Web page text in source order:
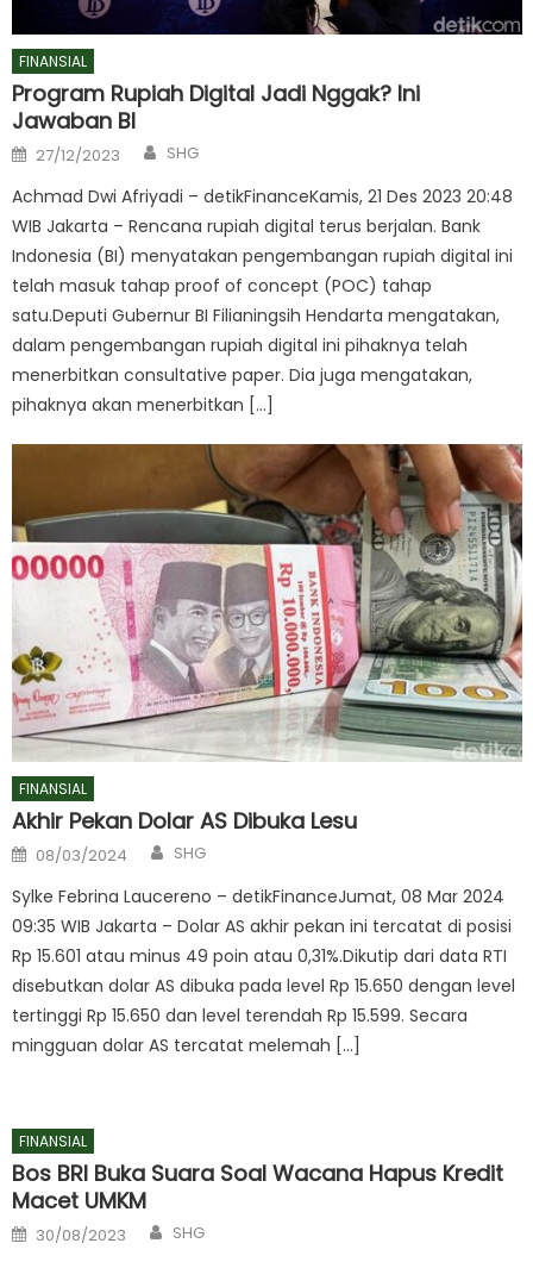
FINANSIAL
Program Rupiah Digital Jadi Nggak? Ini
Jawaban BI
Posted
on
27/12/2023 Author
SHG
Achmad Dwi Afriyadi – detikFinanceKamis, 21 Des 2023 20:48
WIB Jakarta – Rencana rupiah digital terus berjalan. Bank
Indonesia (BI) menyatakan pengembangan rupiah digital ini
telah masuk tahap proof of concept (POC) tahap
satu.Deputi Gubernur BI Filianingsih Hendarta mengatakan,
dalam pengembangan rupiah digital ini pihaknya telah
menerbitkan consultative paper. Dia juga mengatakan,
pihaknya akan menerbitkan […]
FINANSIAL
Akhir Pekan Dolar AS Dibuka Lesu
Posted
on
08/03/2024 Author
SHG
Sylke Febrina Laucereno – detikFinanceJumat, 08 Mar 2024
09:35 WIB Jakarta – Dolar AS akhir pekan ini tercatat di posisi
Rp 15.601 atau minus 49 poin atau 0,31%.Dikutip dari data RTI
disebutkan dolar AS dibuka pada level Rp 15.650 dengan level
tertinggi Rp 15.650 dan level terendah Rp 15.599. Secara
mingguan dolar AS tercatat melemah […]
FINANSIAL
Bos BRI Buka Suara Soal Wacana Hapus Kredit
Macet UMKM
Posted
on
30/08/2023 Author
SHG